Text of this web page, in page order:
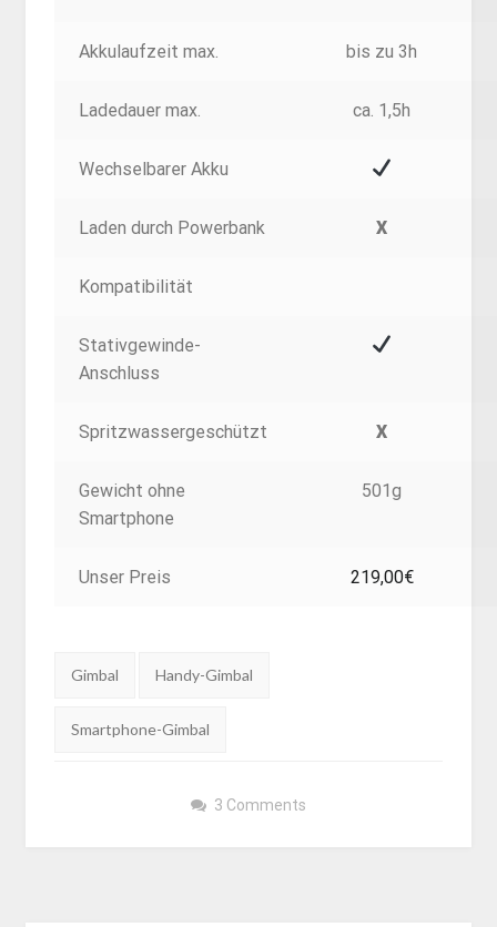
Akkulaufzeit max. bis zu 3h
Ladedauer max. ca. 1,5h
Wechselbarer Akku
Laden durch Powerbank X
Kompatibilität
Stativgewinde-
Anschluss
Spritzwassergeschützt X
Gewicht ohne
Smartphone
501g
Unser Preis 219,00€
Tags:
Gimbal Handy-Gimbal
Smartphone-Gimbal
3 Comments